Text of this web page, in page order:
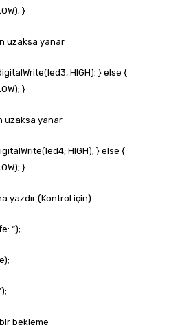
}
uzaksa yanar
HIGH); } else {
}
uzaksa yanar
HIGH); } else {
}
yazdır (Kontrol için)
“);
bekleme